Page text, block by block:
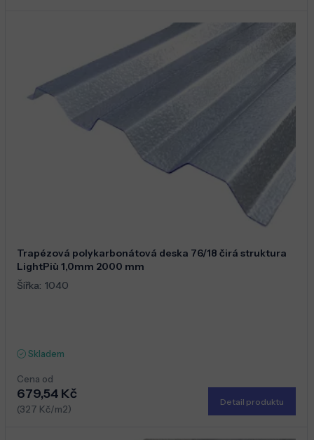
Trapézová polykarbonátová deska 76/18 čirá struktura
LightPiù 1,0mm 2000 mm
Šířka: 1040
Skladem
Cena od
679,54 Kč
(327 Kč/m2)
Detail produktu